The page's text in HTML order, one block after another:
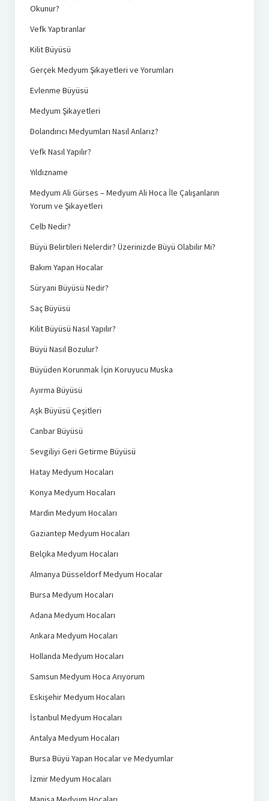
Okunur?
Vefk Yaptıranlar
Kilit Büyüsü
Gerçek Medyum Şikayetleri ve Yorumları
Evlenme Büyüsü
Medyum Şikayetleri
Dolandırıcı Medyumları Nasıl Anlarız?
Vefk Nasıl Yapılır?
Yıldızname
Medyum Ali Gürses – Medyum Ali Hoca İle Çalışanların
Yorum ve Şikayetleri
Celb Nedir?
Büyü Belirtileri Nelerdir? Üzerinizde Büyü Olabilir Mi?
Bakım Yapan Hocalar
Süryani Büyüsü Nedir?
Saç Büyüsü
Kilit Büyüsü Nasıl Yapılır?
Büyü Nasıl Bozulur?
Büyüden Korunmak İçin Koruyucu Muska
Ayırma Büyüsü
Aşk Büyüsü Çeşitleri
Canbar Büyüsü
Sevgiliyi Geri Getirme Büyüsü
Hatay Medyum Hocaları
Konya Medyum Hocaları
Mardin Medyum Hocaları
Gaziantep Medyum Hocaları
Belçika Medyum Hocaları
Almanya Düsseldorf Medyum Hocalar
Bursa Medyum Hocaları
Adana Medyum Hocaları
Ankara Medyum Hocaları
Hollanda Medyum Hocaları
Samsun Medyum Hoca Arıyorum
Eskişehir Medyum Hocaları
İstanbul Medyum Hocaları
Antalya Medyum Hocaları
Bursa Büyü Yapan Hocalar ve Medyumlar
İzmir Medyum Hocaları